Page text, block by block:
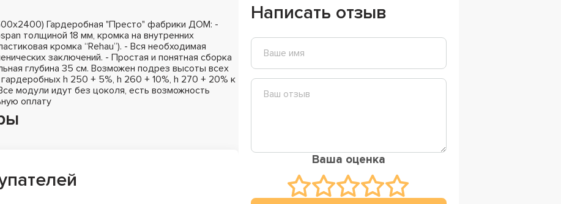
Гардеробная "Престо" фабрики ДОМ: -
толщиной 18 мм, кромка на внутренних
кромка “Rehau”). - Вся необходимая
заключений. - Простая и понятная сборка
глубина 35 см. Возможен подрез высоты всех
h 250 + 5%, h 260 + 10%, h 270 + 20% к
модули идут без цоколя, есть возможность
оплату
Написать отзыв
Ваша оценка